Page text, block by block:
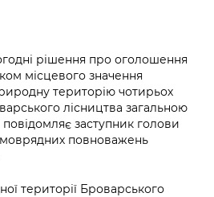
що
КМВА
громадян
заклади
міста
земельні ділянки
доступом
правових та
про публічну
та анонси від
announcements
медіа /
request
рішення про оголошення
місцевого значення
територію чотирьох
лісництва загальною
заступник голови
повноважень
території Броварського